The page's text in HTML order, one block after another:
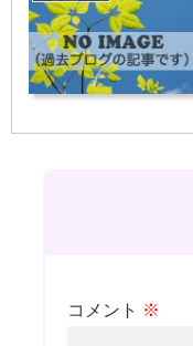
コメント ※